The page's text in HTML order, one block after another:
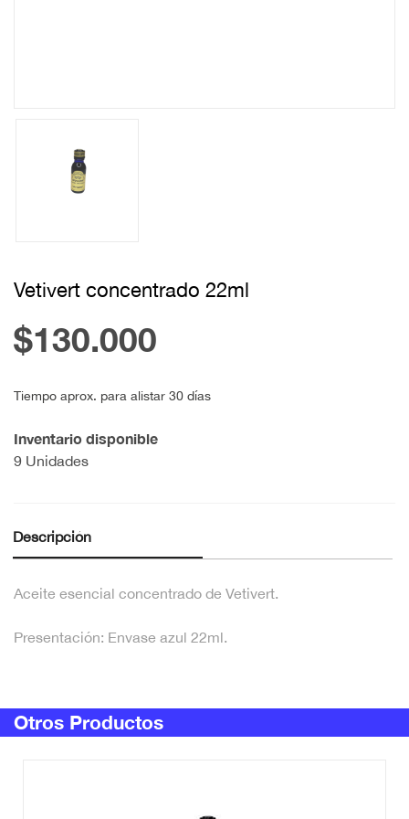
Vetivert concentrado 22ml
$130.000
Tiempo aprox. para alistar 30 días
Inventario disponible
9 Unidades
Descripción
Aceite esencial concentrado de Vetivert.
Presentación: Envase azul 22ml.
Otros Productos